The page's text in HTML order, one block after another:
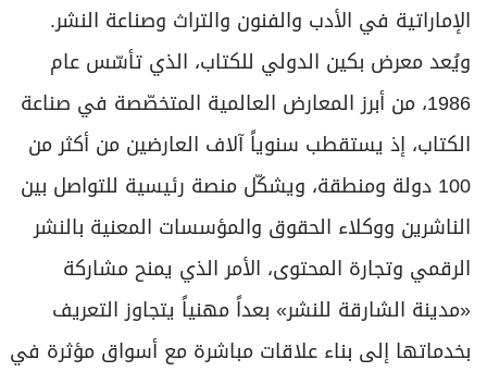
الإماراتية في الأدب والفنون والتراث وصناعة النشر.
ويُعد معرض بكين الدولي للكتاب، الذي تأسّس عام
1986، من أبرز المعارض العالمية المتخصّصة في صناعة
الكتاب، إذ يستقطب سنوياً آلاف العارضين من أكثر من
100 دولة ومنطقة، ويشكّل منصة رئيسية للتواصل بين
الناشرين ووكلاء الحقوق والمؤسسات المعنية بالنشر
الرقمي وتجارة المحتوى، الأمر الذي يمنح مشاركة
«مدينة الشارقة للنشر» بعداً مهنياً يتجاوز التعريف
بخدماتها إلى بناء علاقات مباشرة مع أسواق مؤثرة في